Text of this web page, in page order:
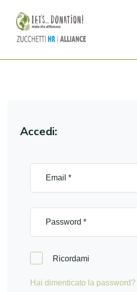
Accedi:
Ricordami
Hai dimenticato la password?